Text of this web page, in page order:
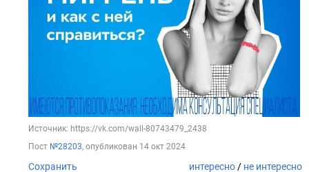
Источник: https://vk.com/wall-80743479_2438
Пост №28203, опубликован 14 окт 2024
Сохранить интересно / не интересно